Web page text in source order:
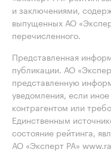
и заключениями,
выпущенных АО
перечисленного.
Представленная
публикации. АО
представленную
уведомления, если
контрагентом или
Единственным
состояние рейтинга,
АО «Эксперт РА»